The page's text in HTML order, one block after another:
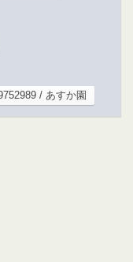
/ あすか園